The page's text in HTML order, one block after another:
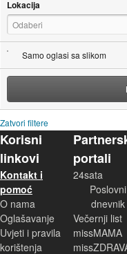
Lokacija
Odaberi
Samo oglasi sa slikom
Zatvori filtere
Korisni
linkovi
Kontakt i
pomoć
O nama
Oglašavanje
Uvjeti i pravila
korištenja
portali
24sata
Poslovni
dnevnik
Večernji list
missMAMA